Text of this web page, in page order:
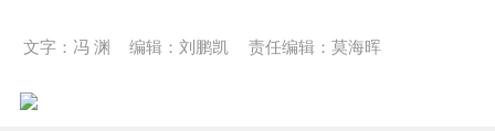
文字：冯 渊 编辑：刘鹏凯 责任编辑：莫海晖